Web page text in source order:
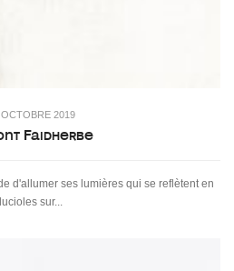
2019
Faidherbe
d'allumer ses lumières qui se reflètent en
lucioles sur...